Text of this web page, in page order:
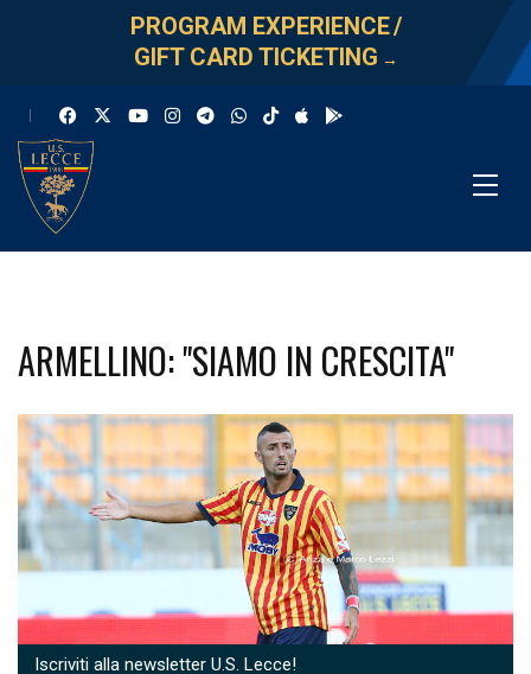
PROGRAM EXPERIENCE/
GIFT CARD TICKETING →
ARMELLINO: "SIAMO IN CRESCITA"
Iscriviti alla newsletter U.S. Lecce!